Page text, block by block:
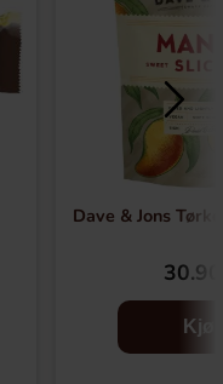
Dave & Jons